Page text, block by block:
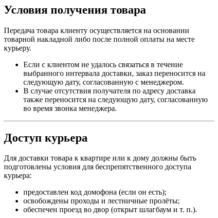
Условия получения товара
Передача товара клиенту осуществляется на основании
товарной накладной либо после полной оплаты на месте
курьеру.
Если с клиентом не удалось связаться в течение
выбранного интервала доставки, заказ переносится на
следующую дату, согласованную с менеджером.
В случае отсутствия получателя по адресу доставка
также переносится на следующую дату, согласованную
во время звонка менеджера.
Доступ курьера
Для доставки товара к квартире или к дому должны быть
подготовлены условия для беспрепятственного доступа
курьера:
предоставлен код домофона (если он есть);
освобождены проходы и лестничные пролёты;
обеспечен проезд во двор (открыт шлагбаум и т. п.).